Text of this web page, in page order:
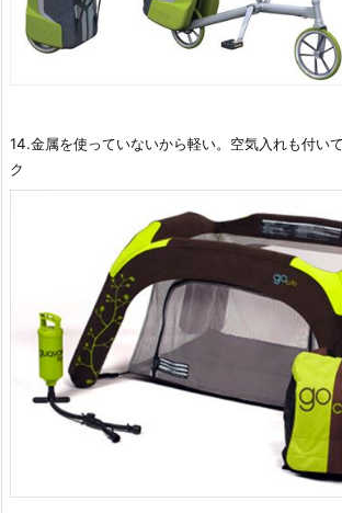
14.金属を使っていないから軽い。空気入れも付い
ク